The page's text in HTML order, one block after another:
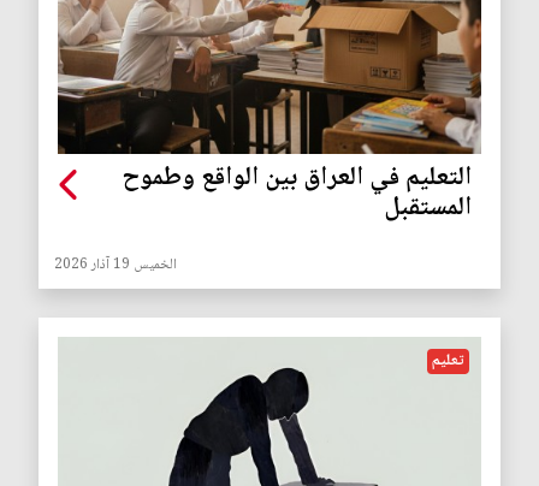
التعليم في العراق بين الواقع وطموح
المستقبل
الخميس 19 آذار 2026
تعليم